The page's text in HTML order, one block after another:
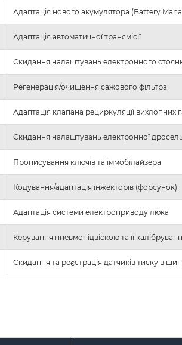
Адаптація нового акумулятора (Battery
Адаптація автоматичної трансмісії
Скидання налаштувань електронного
Регенерація/очищення сажового фільтра
Адаптація клапана рециркуляції вихлопних
Скидання налаштувань електронної
Прописування ключів та іммобілайзера
Кодування/адаптація інжекторів (форсунок)
Адаптація системи електроприводу люка
Керування пневмопідвіскою та її
Скидання та реєстрація датчиків тиску в